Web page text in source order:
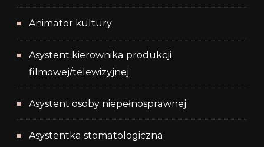
Animator kultury
Asystent kierownika produkcji
filmowej/telewizyjnej
Asystent osoby niepełnosprawnej
Asystentka stomatologiczna